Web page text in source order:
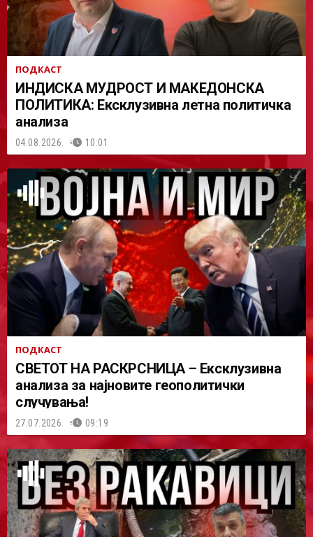
ПОДКАСТ
ИНДИСКА МУДРОСТ И МАКЕДОНСКА
ПОЛИТИКА: Ексклузивна летна политичка
анализа
04.08.2026. 10:01
ПОДКАСТ
СВЕТОТ НА РАСКРСНИЦА – Ексклузивна
анализа за најновите геополитички
случувања!
27.07.2026. 09:19